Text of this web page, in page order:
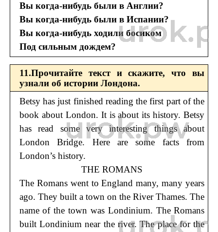
Вы когда-нибудь были в Англии?
Вы когда-нибудь были в Испании?
Вы когда-нибудь ходили босиком
Под сильным дождем?
11.Прочитайте текст и скажите, что вы
узнали об истории Лондона.
Betsy has just finished reading the first part of the
book about London. It is about its history. Betsy
has read some very interesting things about
London Bridge. Here are some facts from
London’s history.
THE ROMANS
The Romans went to England many, many years
ago. They built a town on the River Thames. The
name of the town was Londinium. The Romans
built Londinium near the river. The place for the